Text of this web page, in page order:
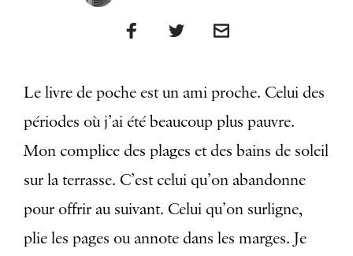
Le livre de poche est un ami proche. Celui des
périodes où j’ai été beaucoup plus pauvre.
Mon complice des plages et des bains de soleil
sur la terrasse. C’est celui qu’on abandonne
pour offrir au suivant. Celui qu’on surligne,
plie les pages ou annote dans les marges. Je